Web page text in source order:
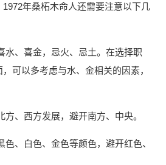
1972年桑柘木命人还需要注意以下几
水、喜金，忌火、忌土。在选择职
可以多考虑与水、金相关的因素，
方、西方发展，避开南方、中央。
色、白色、金色等颜色，避开红色、